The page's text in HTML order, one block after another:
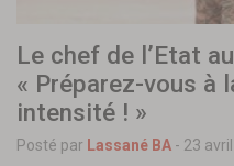
Le chef de l’Etat
« Préparez-vous à
intensité ! »
Posté par Lassané BA - 23